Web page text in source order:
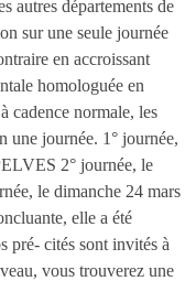
autres départements de
sur une seule journée
en accroissant
homologuée en
cadence normale, les
une journée. 1° journée,
2° journée, le
le dimanche 24 mars
elle a été
pré- cités sont invités à
vous trouverez une